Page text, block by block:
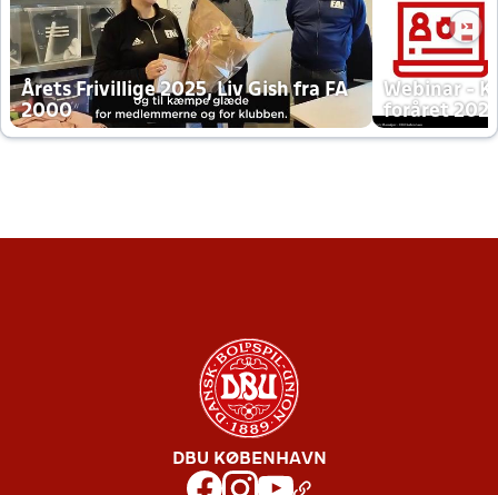
Årets Frivillige 2025, Liv Gish fra FA
2000
Webinar -
foråret
DBU KØBENHAVN